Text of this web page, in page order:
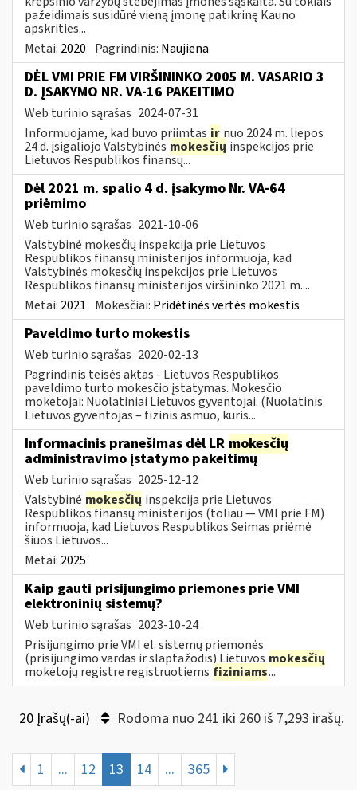
pažeidimais susidūrė vieną įmonę patikrinę Kauno
apskrities...
Metai: 2020 Pagrindinis: Naujiena
DĖL VMI PRIE FM VIRŠININKO 2005 M. VASARIO 3
D. ĮSAKYMO NR. VA-16 PAKEITIMO
Web turinio sąrašas 2024-07-31
Informuojame, kad buvo priimtas ir nuo 2024 m. liepos
24 d. įsigaliojo Valstybinės mokesčių inspekcijos prie
Lietuvos Respublikos finansų...
Dėl 2021 m. spalio 4 d. įsakymo Nr. VA-64
priėmimo
Web turinio sąrašas 2021-10-06
Valstybinė mokesčių inspekcija prie Lietuvos
Respublikos finansų ministerijos informuoja, kad
Valstybinės mokesčių inspekcijos prie Lietuvos
Respublikos finansų ministerijos viršininko 2021 m....
Metai: 2021 Mokesčiai: Pridėtinės vertės mokestis
Paveldimo turto mokestis
Web turinio sąrašas 2020-02-13
Pagrindinis teisės aktas - Lietuvos Respublikos
paveldimo turto mokesčio įstatymas. Mokesčio
mokėtojai: Nuolatiniai Lietuvos gyventojai. (Nuolatinis
Lietuvos gyventojas – fizinis asmuo, kuris...
Informacinis pranešimas dėl LR mokesčių
administravimo įstatymo pakeitimų
Web turinio sąrašas 2025-12-12
Valstybinė mokesčių inspekcija prie Lietuvos
Respublikos finansų ministerijos (toliau — VMI prie FM)
informuoja, kad Lietuvos Respublikos Seimas priėmė
šiuos Lietuvos...
Metai: 2025
Kaip gauti prisijungimo priemones prie VMI
elektroninių sistemų?
Web turinio sąrašas 2023-10-24
Prisijungimo prie VMI el. sistemų priemonės
(prisijungimo vardas ir slaptažodis) Lietuvos mokesčių
mokėtojų registre registruotiems fiziniams...
20 Įrašų(-ai) Rodoma nuo 241 iki 260 iš 7,293 irašų.
1 ... 12 13 14 ... 365